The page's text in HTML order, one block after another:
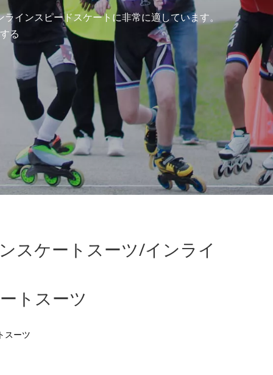
インスピードスケートに非常に適しています。
る
スケートスーツ/インライ
トスーツ
スーツ